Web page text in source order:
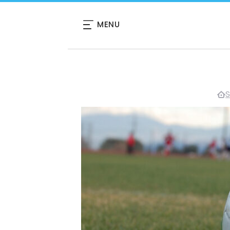
MENU